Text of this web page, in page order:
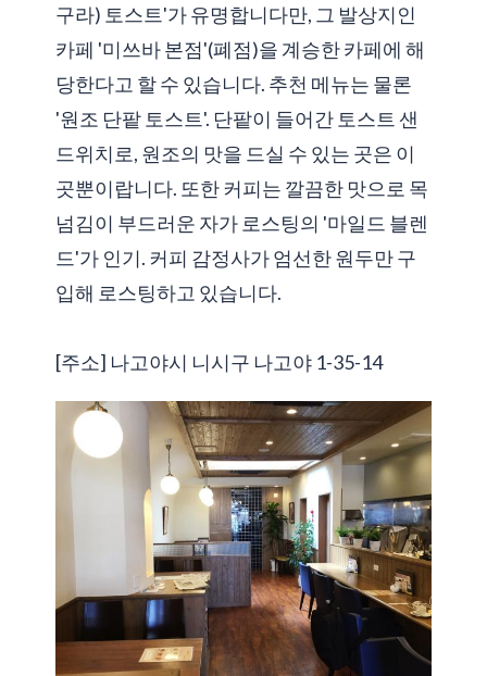
구라) 토스트'가 유명합니다만, 그 발상지인
카페 '미쓰바 본점'(폐점)을 계승한 카페에 해
당한다고 할 수 있습니다. 추천 메뉴는 물론
'원조 단팥 토스트'. 단팥이 들어간 토스트 샌
드위치로, 원조의 맛을 드실 수 있는 곳은 이
곳뿐이랍니다. 또한 커피는 깔끔한 맛으로 목
넘김이 부드러운 자가 로스팅의 '마일드 블렌
드'가 인기. 커피 감정사가 엄선한 원두만 구
입해 로스팅하고 있습니다.
[주소] 나고야시 니시구 나고야 1-35-14